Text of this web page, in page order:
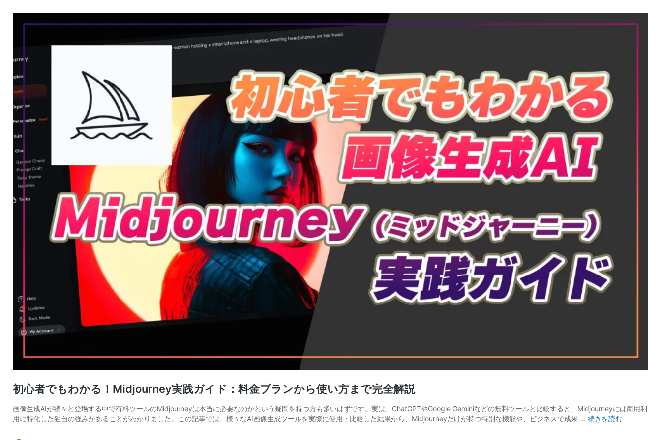
初心者でもわかる！Midjourney実践ガイド：料金プランから使い方まで完全解説
画像生成AIが続々と登場する中で有料ツールのMidjourneyは本当に必要なのかという疑問を持つ方も多いはずです。実は、ChatGPTやGoogle Geminiなどの無料ツールと比較すると、Midjourneyには商用利
用に特化した独自の強みがあることがわかりました。この記事では、様々なAI画像生成ツールを実際に使用・比較した結果から、Midjourneyだけが持つ特別な機能や、ビジネスで成果 … 続きを読む初